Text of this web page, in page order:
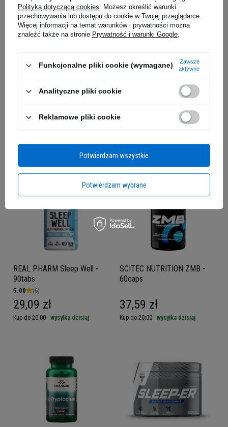
NOW L-Tryptophan 500mg -
60vegcaps
(1)
52,89 zł
Kup do 20:00 -wysyłka dzisiaj
REAL PHARM - Good Night
Shot - 12x 80ml - Cherry
69,39 zł
Kup do 20:00 -wysyłka dzisiaj
REAL PHARM Sleep Well -
90tabs
5.00 (6)
29,09 zł
Kup do 20:00 - wysyłka dzisiaj
SCITEC NUTRITION ZMB -
60caps
37,59 zł
Kup do 20:00 - wysyłka dzisiaj
Polityką dotyczącą cookies. Możesz określić warunki
przechowywania lub dostępu do cookie w Twojej przeglądarce.
Więcej informacji na temat warunków i prywatności można
znaleźć także na stronie Prywatność i warunki Google.
Funkcjonalne pliki cookie (wymagane)
Zawsze
aktywne
Analityczne pliki cookie
Reklamowe pliki cookie
Potwierdzam wybrane
Potwierdzam wszystkie